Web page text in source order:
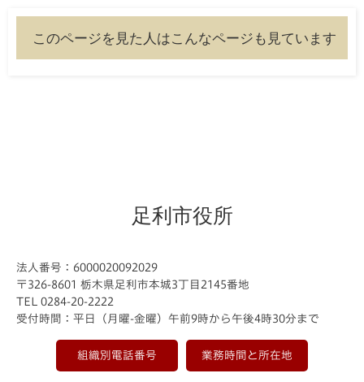
このページを見た人はこんなページも見ています
足利市役所
法人番号：6000020092029
〒326-8601 栃木県足利市本城3丁目2145番地
TEL 0284-20-2222
受付時間：平日（月曜-金曜）午前9時から午後4時30分まで
組織別電話番号 業務時間と所在地